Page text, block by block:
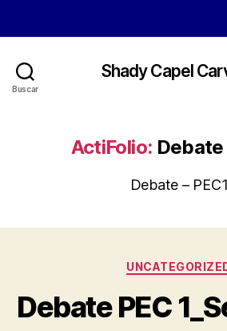
Buscar
Shady Capel
ActiFolio: Debate
Debate – PEC1
Debate PEC